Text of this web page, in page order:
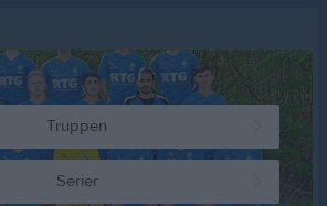
Truppen
Serier